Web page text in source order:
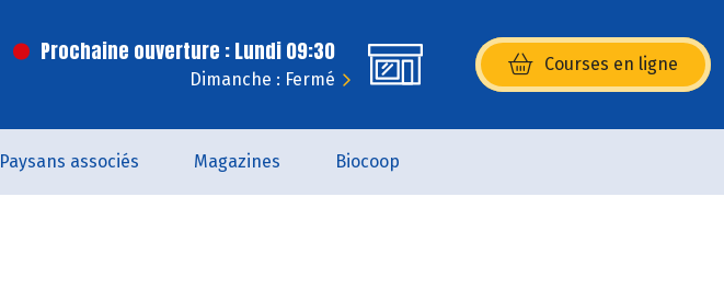
Prochaine ouverture : Lundi 09:30
Dimanche : Fermé
Courses en ligne
(s’ouvre dans une nouvelle
Paysans associés Magazines Biocoop